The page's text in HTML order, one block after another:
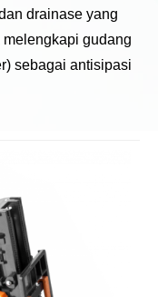
drainase yang
gudang
sebagai antisipasi